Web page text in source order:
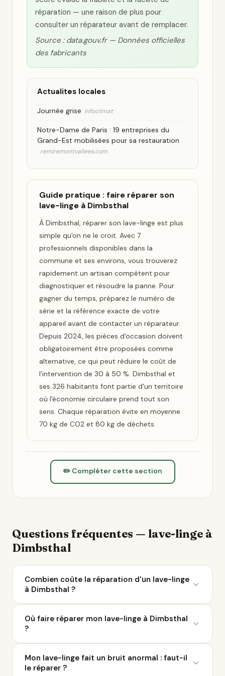
réparation — une raison de plus pour
consulter un réparateur avant de remplacer.
Source : data.gouv.fr — Données officielles
des fabricants
Actualites locales
Journée grise Infoclimat
Notre-Dame de Paris : 19 entreprises du
Grand-Est mobilisées pour sa restauration
remiremontvallees.com
Guide pratique : faire réparer son
lave-linge à Dimbsthal
À Dimbsthal, réparer son lave-linge est plus
simple qu'on ne le croit. Avec 7
professionnels disponibles dans la
commune et ses environs, vous trouverez
rapidement un artisan compétent pour
diagnostiquer et résoudre la panne. Pour
gagner du temps, préparez le numéro de
série et la référence exacte de votre
appareil avant de contacter un réparateur.
Depuis 2024, les pièces d'occasion doivent
obligatoirement être proposées comme
alternative, ce qui peut réduire le coût de
l'intervention de 30 à 50 %. Dimbsthal et
ses 326 habitants font partie d'un territoire
où l'économie circulaire prend tout son
sens. Chaque réparation évite en moyenne
70 kg de CO2 et 80 kg de déchets.
✏️ Compléter cette section
Questions fréquentes — lave-linge à
Dimbsthal
Combien coûte la réparation d'un lave-linge
à Dimbsthal ?
entre 50 et 200 € selon la panne. À Dimbsthal, 7
réparateurs sont référencés sur Ça Repart. Avec le
Bonus Réparation, vous économisez jusqu'à 0 €
chez un professionnel labellisé QualiRépar.
Où faire réparer mon lave-linge à Dimbsthal
?
Dimbsthal et dans un rayon de 10 km. Parcourez la
liste ci-dessus pour comparer les avis Google, les
Mon lave-linge fait un bruit anormal : faut-il
le réparer ?